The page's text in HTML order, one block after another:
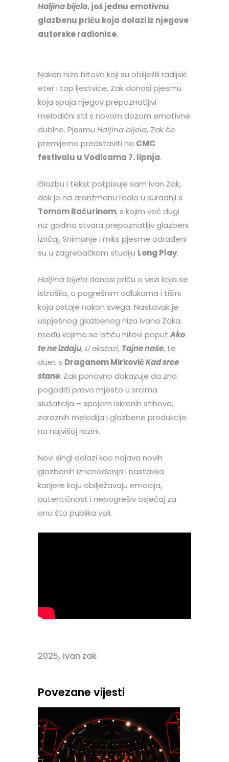
Haljina bijela, još jednu emotivnu
glazbenu priču koja dolazi iz njegove
autorske radionice.
Nakon niza hitova koji su obilježili radijski
eter i top ljestvice, Zak donosi pjesmu
koja spaja njegov prepoznatljivi
melodični stil s novom dozom emotivne
dubine. Pjesmu Haljina bijela, Zak će
premijerno predstaviti na CMC
festivalu u Vodicama 7. lipnja.
Glazbu i tekst potpisuje sam Ivan Zak,
dok je na aranžmanu radio u suradnji s
Tomom Bačurinom, s kojim već dugi
niz godina stvara prepoznatljiv glazbeni
izričaj. Snimanje i miks pjesme odrađeni
su u zagrebačkom studiju Long Play.
Haljina bijeladonosi priču o vezi koja se
istrošila, o pogrešnim odlukama i tišini
koja ostaje nakon svega. Nastavak je
uspješnog glazbenog niza Ivana Zaka,
među kojima se ističu hitovi poputAko
te ne izdaju, U ekstazi, Tajne naše, te
duet s Draganom MirkovićKad srce
stane. Zak ponovno dokazuje da zna
pogoditi pravo mjesto u srcima
slušatelja – spojem iskrenih stihova,
zaraznih melodija i glazbene produkcije
na najvišoj razini.
Novi singl dolazi kao najava novih
glazbenih iznenađenja i nastavka
karijere koju obilježavaju emocija,
autentičnost i nepogrešiv osjećaj za
ono što publika voli.
2025, ivan zak
Povezane vijesti